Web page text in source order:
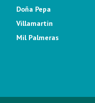
Doña Pepa
Villamartin
Mil Palmeras